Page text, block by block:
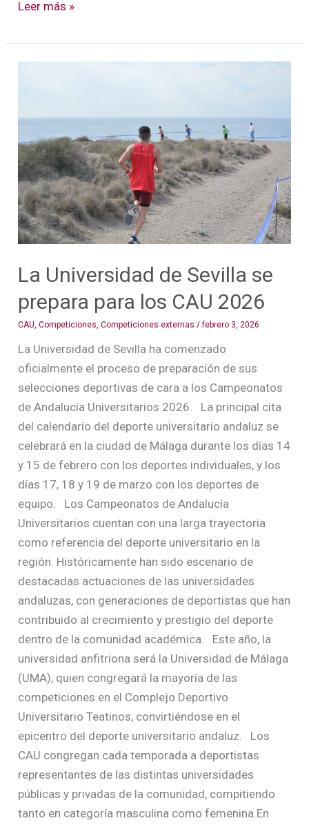
Leer más »
La Universidad de Sevilla se
prepara para los CAU 2026
CAU,Competiciones,Competiciones externas /febrero 3, 2026
La Universidad de Sevilla ha comenzado
oficialmente el proceso de preparación de sus
selecciones deportivas de cara a los Campeonatos
de Andalucía Universitarios 2026. La principal cita
del calendario del deporte universitario andaluz se
celebrará en la ciudad de Málaga durante los días 14
y 15 de febrero con los deportes individuales, y los
días 17, 18 y 19 de marzo con los deportes de
equipo. Los Campeonatos de Andalucía
Universitarios cuentan con una larga trayectoria
como referencia del deporte universitario en la
región. Históricamente han sido escenario de
destacadas actuaciones de las universidades
andaluzas, con generaciones de deportistas que han
contribuido al crecimiento y prestigio del deporte
dentro de la comunidad académica. Este año, la
universidad anfitriona será la Universidad de Málaga
(UMA), quien congregará la mayoría de las
competiciones en el Complejo Deportivo
Universitario Teatinos, convirtiéndose en el
epicentro del deporte universitario andaluz. Los
CAU congregan cada temporada a deportistas
representantes de las distintas universidades
públicas y privadas de la comunidad, compitiendo
tanto en categoría masculina como femenina.En
se
prepara
para
los
CAU
2026